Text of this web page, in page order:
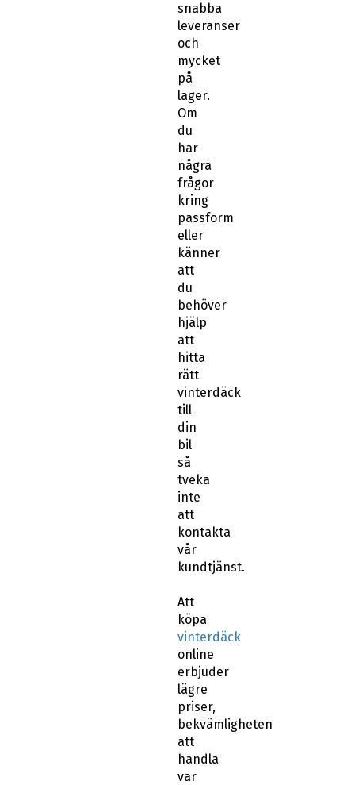
snabba
leveranser
och
mycket
på
lager.
Om
du
har
några
frågor
kring
passform
eller
känner
att
du
behöver
hjälp
att
hitta
rätt
vinterdäck
till
din
bil
så
tveka
inte
att
kontakta
vår
kundtjänst.
Att
köpa
vinterdäck
online
erbjuder
lägre
priser,
bekvämligheten
att
handla
var